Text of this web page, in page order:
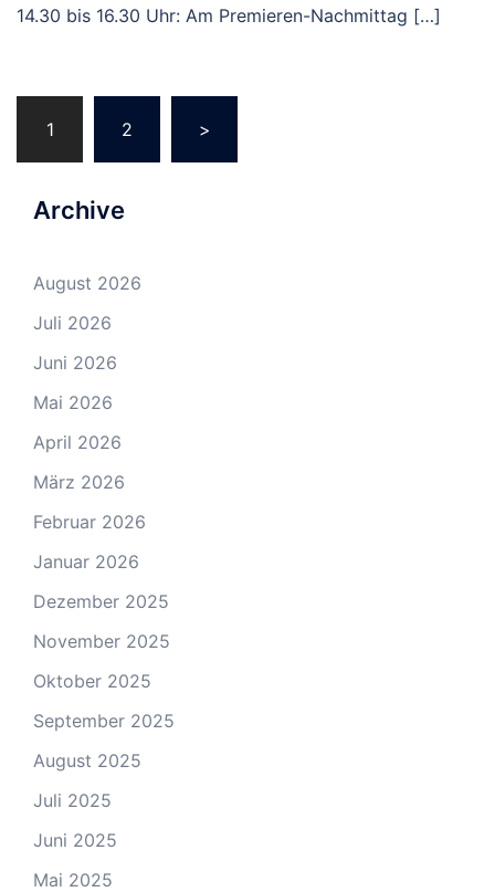
14.30 bis 16.30 Uhr: Am Premieren-Nachmittag […]
1 2 >
Archive
August 2026
Juli 2026
Juni 2026
Mai 2026
April 2026
März 2026
Februar 2026
Januar 2026
Dezember 2025
November 2025
Oktober 2025
September 2025
August 2025
Juli 2025
Juni 2025
Mai 2025